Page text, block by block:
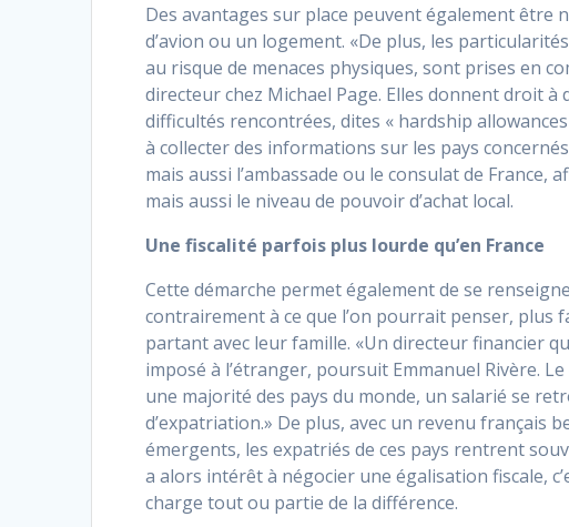
Des avantages sur place peuvent également être
d’avion ou un logement. «De plus, les
au risque de menaces physiques, sont prises en
directeur chez Michael Page. Elles donnent droit
difficultés rencontrées, dites « hardship
à collecter des informations sur les pays
mais aussi l’ambassade ou le consulat de
mais aussi le niveau de pouvoir d’achat local.
Une fiscalité parfois plus lourde qu’en France
Cette démarche permet également de se
contrairement à ce que l’on pourrait penser, plus
partant avec leur famille. «Un directeur financier
imposé à l’étranger, poursuit Emmanuel Rivère.
une majorité des pays du monde, un salarié se
d’expatriation.» De plus, avec un revenu français
émergents, les expatriés de ces pays rentrent
a alors intérêt à négocier une égalisation fiscale,
charge tout ou partie de la différence.